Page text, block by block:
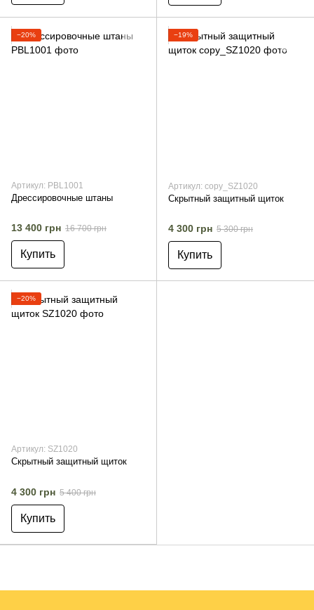
−20%
Артикул: PBL1001
Дрессировочные штаны
13 400 грн 16 700 грн
Купить
−19%
Артикул: copy_SZ1020
Скрытный защитный щиток
4 300 грн 5 300 грн
Купить
−20%
Артикул: SZ1020
Скрытный защитный щиток
4 300 грн 5 400 грн
Купить